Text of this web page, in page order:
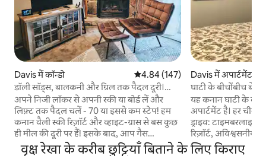
Davis में कॉन्डो औसत रेटिंग 5 में से 4.84, 147 समीक्षाएँ
4.84 (147)
डॉली सॉड्स, बालकनी और ग्रिल तक पैदल दूरी।
जकूज़ी टब!
अपने निजी लॉकर से अपनी स्की या बोर्ड लें और
लिफ़्ट तक पैदल चलें - 70 या इससे कम स्टेप! हम
कनान वैली स्की रिज़ॉर्ट और व्हाइट-ग्रास से बस कुछ
ही मील की दूरी पर हैं! इसके बाद, आप गैस
फ़ायरप्लेस के पास तीसरी मंज़िल के नज़ारों का आनंद
Davis में अपार्टमेंट
घाटी के बीचोंबीच
यह कनान घाटी के
अपार्टमेंट है। हर चीज़
ड्राइव: टाइमबरलाइन स्की
रिज़ॉर्ट, अविश्वसनीय
क्षेत्र व्हाइटग्रास,
वृक्ष रेखा के करीब छुट्टियाँ बिताने के लिए किराए